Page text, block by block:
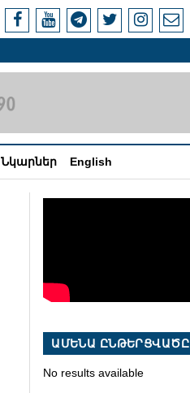
Նկարներ English
ԱՄԵՆԱ ԸՆԹԵՐՑՎԱԾԸ
No results available